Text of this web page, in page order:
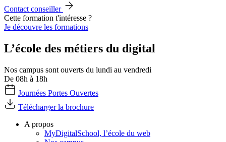
Contact conseiller
Cette formation t'intéresse ?
Je découvre les formations
L’école des métiers du digital
Nos campus sont ouverts du lundi au vendredi
De 08h à 18h
Journées Portes Ouvertes
Télécharger la brochure
A propos
MyDigitalSchool, l’école du web